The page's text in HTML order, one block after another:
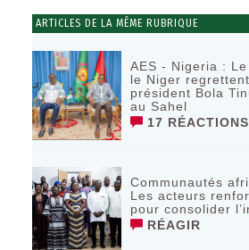
ARTICLES DE LA MÊME RUBRIQUE
AES - Nigeria :
le Niger
président Bola
au Sahel
17 RÉACTIONS
Communautés
Les acteurs
pour consolider
RÉAGIR